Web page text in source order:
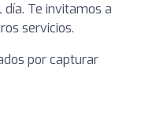
Te invitamos a
servicios.
por capturar